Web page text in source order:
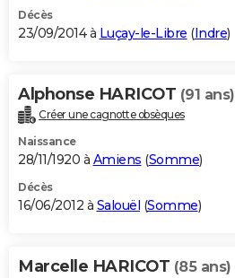
Décès
23/09/2014 à Luçay-le-Libre (Indre)
Alphonse HARICOT (91 ans)
Créer une cagnotte obsèques
Naissance
28/11/1920 à Amiens (Somme)
Décès
16/06/2012 à Salouël (Somme)
Marcelle HARICOT (85 ans)